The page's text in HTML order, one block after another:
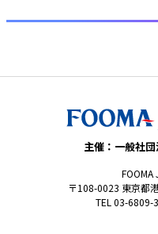
主催：一般社
FOOMA
〒108-0023 東京都
TEL 03-6809-